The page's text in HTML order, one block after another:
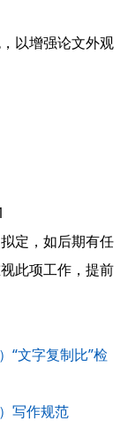
以增强论文外观
定，如后期有任
此项工作，提前
“文字复制比”检
写作规范